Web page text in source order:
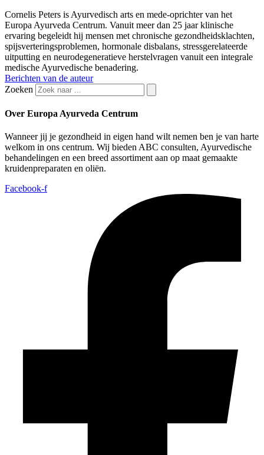
Cornelis Peters is Ayurvedisch arts en mede-oprichter van het
Europa Ayurveda Centrum. Vanuit meer dan 25 jaar klinische
ervaring begeleidt hij mensen met chronische gezondheidsklachten,
spijsverteringsproblemen, hormonale disbalans, stressgerelateerde
uitputting en neurodegeneratieve herstelvragen vanuit een integrale
medische Ayurvedische benadering.
Berichten van de auteur
Zoeken
Over Europa Ayurveda Centrum
Wanneer jij je gezondheid in eigen hand wilt nemen ben je van harte
welkom in ons centrum. Wij bieden ABC consulten, Ayurvedische
behandelingen en een breed assortiment aan op maat gemaakte
kruidenpreparaten en oliën.
Facebook-f